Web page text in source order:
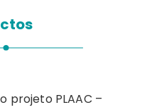
projeto PLAAC –